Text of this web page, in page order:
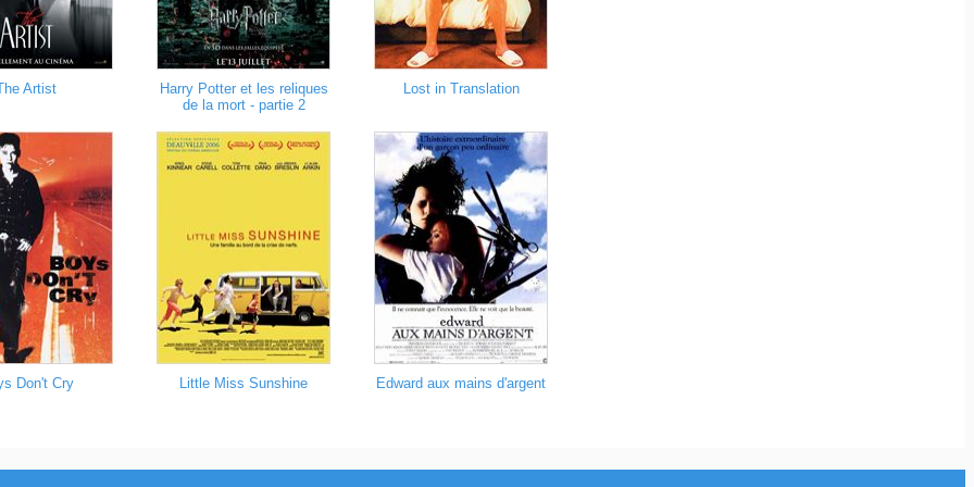
Artist
Harry Potter et les reliques
de la mort - partie 2
Lost in Translation
Don't Cry Little Miss Sunshine Edward aux mains d'argent